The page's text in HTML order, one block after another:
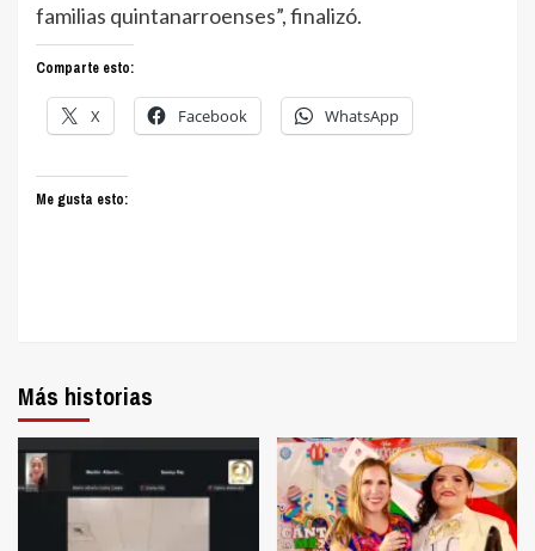
familias quintanarroenses”, finalizó.
Comparte esto:
X Facebook WhatsApp
Me gusta esto:
Más historias